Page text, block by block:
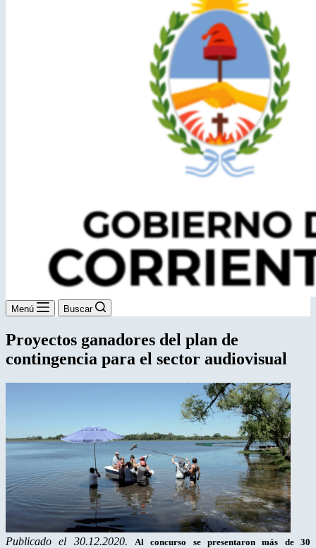
Menú Buscar
Proyectos ganadores del plan de
contingencia para el sector audiovisual
Publicado el 30.12.2020.
Al concurso se presentaron más de 30